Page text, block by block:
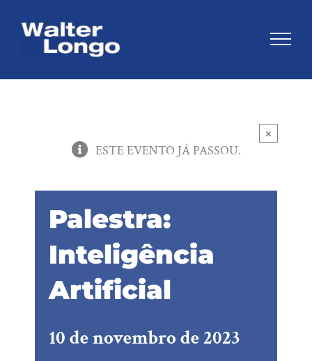
×
ESTE EVENTO JÁ PASSOU.
Palestra:
Inteligência
Artificial
10 de novembro de 2023